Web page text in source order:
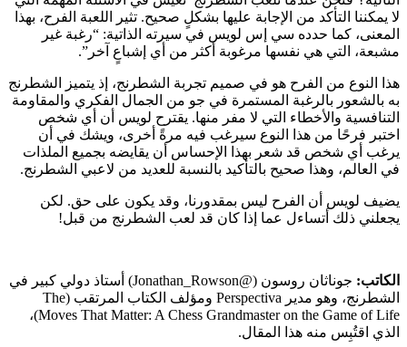
لا يمكننا التأكد من الإجابة عليها بشكلٍ صحيح. تثير اللعبة الفرح، بهذا
المعنى، كما حدده سي إس لويس في سيرته الذاتية: “رغبة غير
مشبعة، التي هي نفسها مرغوبة أكثر من أي إشباعٍ آخر”.
هذا النوع من الفرح هو في صميم تجربة الشطرنج، إذ يتميز الشطرنج
به بالشعور بالرغبة المستمرة في جو من الجمال الفكري والمقاومة
التنافسية والأخطاء التي لا مفر منها. يقترح لويس أن أي شخص
اختبر فرحًا من هذا النوع سيرغب فيه مرةً أخرى، ويشك في أن
يرغب أي شخص قد شعر بهذا الإحساس أن يقايضه بجميع الملذات
في العالم، وهذا صحيح بالتأكيد بالنسبة للعديد من لاعبي الشطرنج.
يضيف لويس أن الفرح ليس بمقدورنا، وقد يكون على حق. لكن
يجعلني ذلك أتساءل عما إذا كان قد لعب الشطرنج من قبل!
الكاتب:
جوناثان روسون (@Jonathan_Rowson) أستاذ دولي كبير في
الشطرنج، وهو مدير Perspectiva ومؤلف الكتاب المرتقب (The
Moves That Matter: A Chess Grandmaster on the Game of Life)،
الذي اقتُبِس منه هذا المقال.